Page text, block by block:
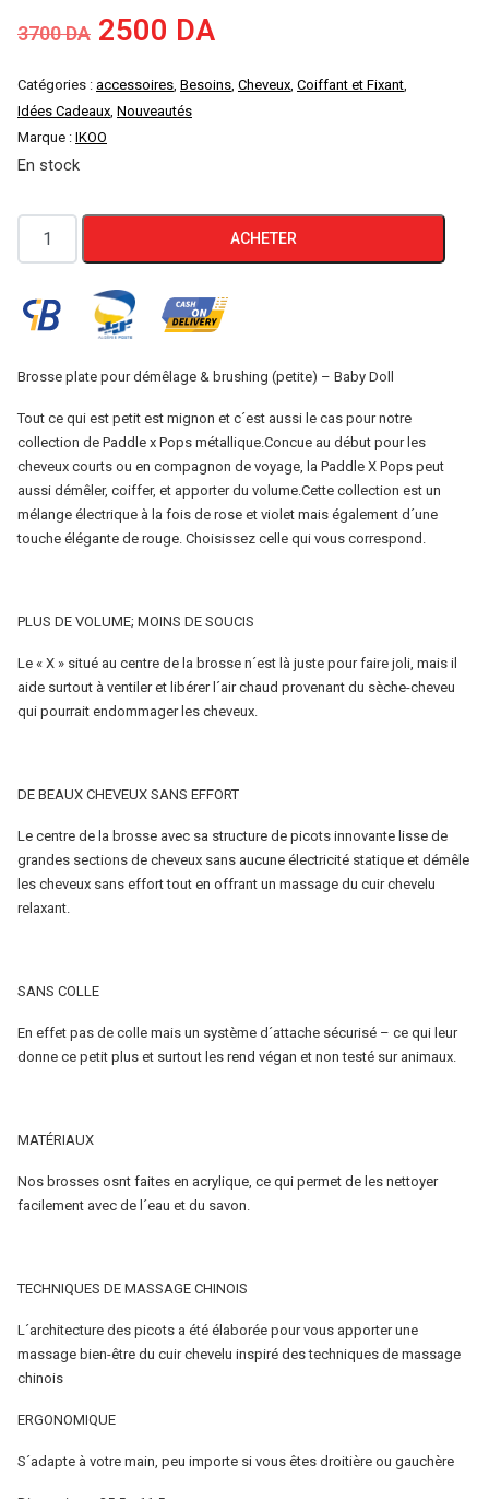
3700DA Le
prix
initial
2500 DALe
prix
2500 DA.
Catégories : accessoires, Besoins, Cheveux, Coiffant et Fixant,
Idées Cadeaux, Nouveautés
Marque : IKOO
En stock
quantité
de
Brosse
X
Baby
Doll
Brosse
cheveux
ACHETER
Brosse plate pour démêlage & brushing (petite) – Baby Doll
Tout ce qui est petit est mignon et c´est aussi le cas pour notre
collection de Paddle x Pops métallique.Concue au début pour les
cheveux courts ou en compagnon de voyage, la Paddle X Pops peut
aussi démêler, coiffer, et apporter du volume.Cette collection est un
mélange électrique à la fois de rose et violet mais également d´une
touche élégante de rouge. Choisissez celle qui vous correspond.
PLUS DE VOLUME; MOINS DE SOUCIS
Le « X » situé au centre de la brosse n´est là juste pour faire joli, mais il
aide surtout à ventiler et libérer l´air chaud provenant du sèche-cheveu
qui pourrait endommager les cheveux.
DE BEAUX CHEVEUX SANS EFFORT
Le centre de la brosse avec sa structure de picots innovante lisse de
grandes sections de cheveux sans aucune électricité statique et démêle
les cheveux sans effort tout en offrant un massage du cuir chevelu
relaxant.
SANS COLLE
En effet pas de colle mais un système d´attache sécurisé – ce qui leur
donne ce petit plus et surtout les rend végan et non testé sur animaux.
MATÉRIAUX
Nos brosses osnt faites en acrylique, ce qui permet de les nettoyer
facilement avec de l´eau et du savon.
TECHNIQUES DE MASSAGE CHINOIS
L´architecture des picots a été élaborée pour vous apporter une
massage bien-être du cuir chevelu inspiré des techniques de massage
chinois
ERGONOMIQUE
S´adapte à votre main, peu importe si vous êtes droitière ou gauchère